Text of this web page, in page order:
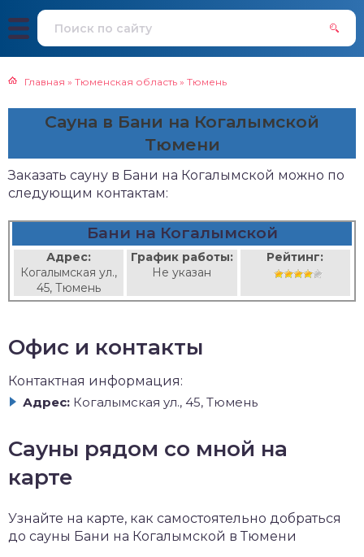
Главная » Тюменская область » Тюмень
Сауна в Бани на Когалымской
Тюмени
Заказать сауну в Бани на Когалымской можно по
следующим контактам:
Бани на Когалымской
Адрес:
Когалымская ул.,
45, Тюмень
График работы:
Не указан
Рейтинг:
Офис и контакты
Контактная информация:
Адрес: Когалымская ул., 45, Тюмень
Сауны рядом со мной на
карте
Узнайте на карте, как самостоятельно добраться
до сауны Бани на Когалымской в Тюмени